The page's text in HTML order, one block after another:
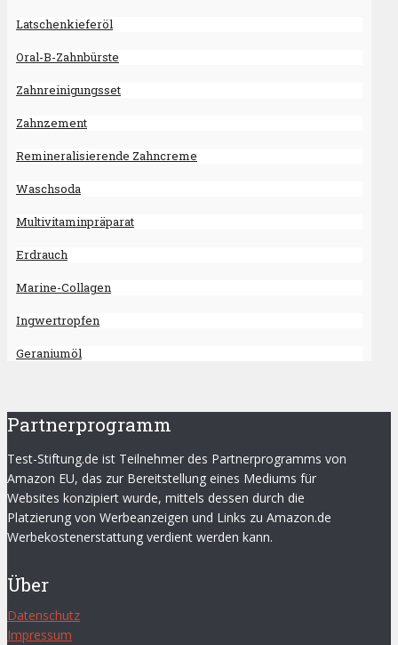
Latschenkieferöl
Oral-B-Zahnbürste
Zahnreinigungsset
Zahnzement
Remineralisierende Zahncreme
Waschsoda
Multivitaminpräparat
Erdrauch
Marine-Collagen
Ingwertropfen
Geraniumöl
Partnerprogramm
Test-Stiftung.de ist Teilnehmer des Partnerprogramms von
Amazon EU, das zur Bereitstellung eines Mediums für
Websites konzipiert wurde, mittels dessen durch die
Platzierung von Werbeanzeigen und Links zu Amazon.de
Werbekostenerstattung verdient werden kann.
Über
Datenschutz
Impressum